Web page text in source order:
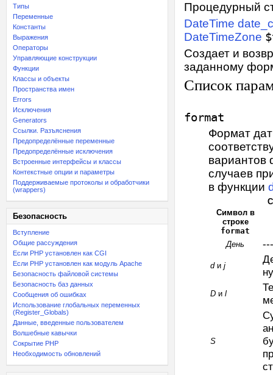
Типы
Переменные
Константы
Выражения
Операторы
Управляющие конструкции
Функции
Классы и объекты
Пространства имен
Errors
Исключения
Generators
Ссылки. Разъяснения
Предопределённые переменные
Предопределённые исключения
Встроенные интерфейсы и классы
Контекстные опции и параметры
Поддерживаемые протоколы и обработчики
(wrappers)
Безопасность
Вступление
Общие рассуждения
Если PHP установлен как CGI
Если PHP установлен как модуль Apache
Безопасность файловой системы
Безопасность баз данных
Сообщения об ошибках
Использование глобальных переменных
(Register_Globals)
Данные, введенные пользователем
Волшебные кавычки
Сокрытие PHP
Необходимость обновлений
Процедурный
DateTime
DateTimeZone
Создает и
заданному
Список
format
Формат
вариантов
случаев
в функции
Символ в
строке
format
День
---
dи j
D и l
S